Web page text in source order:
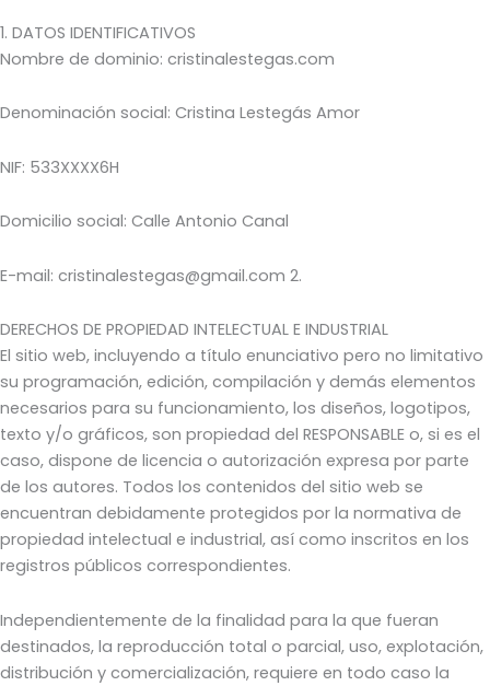
1. DATOS IDENTIFICATIVOS
Nombre de dominio: cristinalestegas.com
Denominación social: Cristina Lestegás Amor
NIF: 533XXXX6H
Domicilio social: Calle Antonio Canal
E-mail: cristinalestegas@gmail.com 2.
DERECHOS DE PROPIEDAD INTELECTUAL E INDUSTRIAL
El sitio web, incluyendo a título enunciativo pero no limitativo
su programación, edición, compilación y demás elementos
necesarios para su funcionamiento, los diseños, logotipos,
texto y/o gráficos, son propiedad del RESPONSABLE o, si es el
caso, dispone de licencia o autorización expresa por parte
de los autores. Todos los contenidos del sitio web se
encuentran debidamente protegidos por la normativa de
propiedad intelectual e industrial, así como inscritos en los
registros públicos correspondientes.
Independientemente de la finalidad para la que fueran
destinados, la reproducción total o parcial, uso, explotación,
distribución y comercialización, requiere en todo caso la